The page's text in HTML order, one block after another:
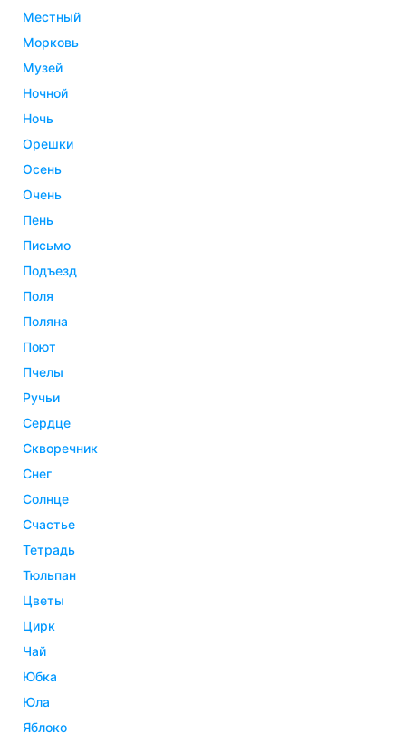
местный
морковь
музей
ночной
ночь
орешки
осень
очень
пень
письмо
подъезд
поля
поляна
поют
пчелы
ручьи
сердце
скворечник
снег
солнце
счастье
тетрадь
тюльпан
цветы
цирк
чай
юбка
юла
яблоко